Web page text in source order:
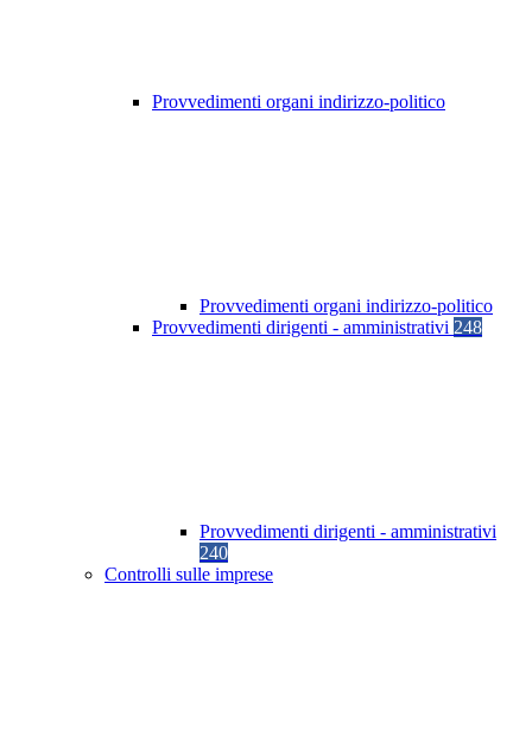
Provvedimenti organi indirizzo-politico
Provvedimenti organi indirizzo-politico
Provvedimenti dirigenti - amministrativi 248
Provvedimenti dirigenti - amministrativi
240
Controlli sulle imprese